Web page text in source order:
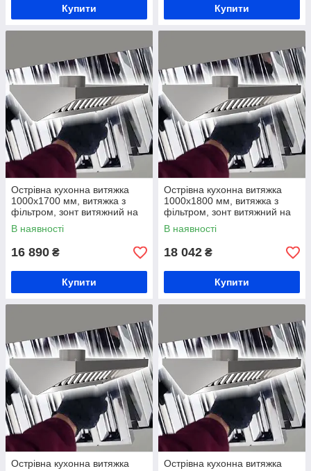
Купити Купити
Острівна кухонна витяжка
1000х1700 мм, витяжка з
фільтром, зонт витяжний на
кухню, вентеляційна витяжка
зі жирозбирачем
В наявності
16 890 ₴
Купити
Острівна кухонна витяжка
1000х1800 мм, витяжка з
фільтром, зонт витяжний на
кухню, вентеляційна витяжка
зі жирозбирачем
В наявності
18 042 ₴
Купити
Острівна кухонна витяжка
Острівна кухонна витяжка